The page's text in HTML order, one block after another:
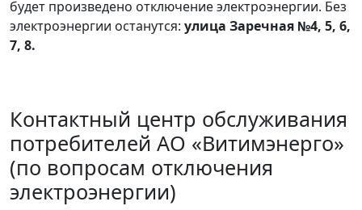
будет произведено отключение электроэнергии. Без
электроэнергии останутся: улица Заречная №4, 5, 6,
7, 8.
Контактный центр обслуживания
потребителей АО «Витимэнерго»
(по вопросам отключения
электроэнергии)